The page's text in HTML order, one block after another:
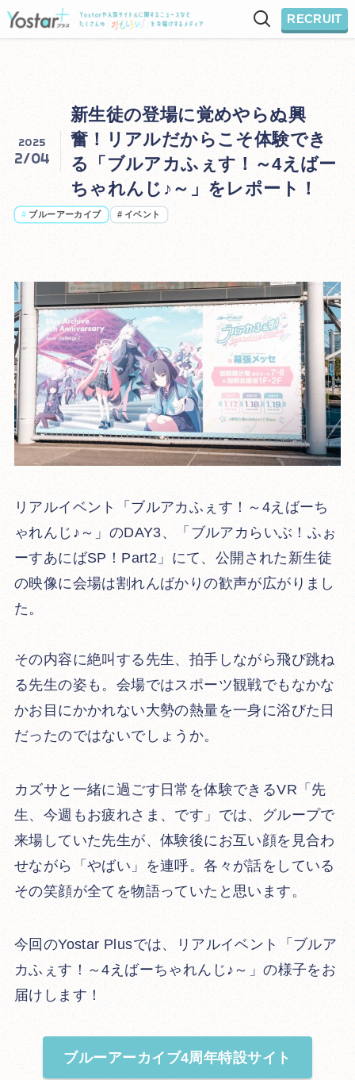
RECRUIT
新生徒の登場に覚めやらぬ興
奮！リアルだからこそ体験でき
る「ブルアカふぇす！～4えばー
ちゃれんじ♪～」をレポート！
2025
2/04
# ブルーアーカイブ # イベント
リアルイベント「ブルアカふぇす！～4えばーち
ゃれんじ♪～」のDAY3、「ブルアカらいぶ！ふぉ
ーすあにばSP！Part2」にて、公開された新生徒
の映像に会場は割れんばかりの歓声が広がりまし
た。
その内容に絶叫する先生、拍手しながら飛び跳ね
る先生の姿も。会場ではスポーツ観戦でもなかな
かお目にかかれない大勢の熱量を一身に浴びた日
だったのではないでしょうか。
カズサと一緒に過ごす日常を体験できるVR「先
生、今週もお疲れさま、です」では、グループで
来場していた先生が、体験後にお互い顔を見合わ
せながら「やばい」を連呼。各々が話をしている
その笑顔が全てを物語っていたと思います。
今回のYostar Plusでは、リアルイベント「ブルア
カふぇす！～4えばーちゃれんじ♪～」の様子をお
届けします！
ブルーアーカイブ4周年特設サイト